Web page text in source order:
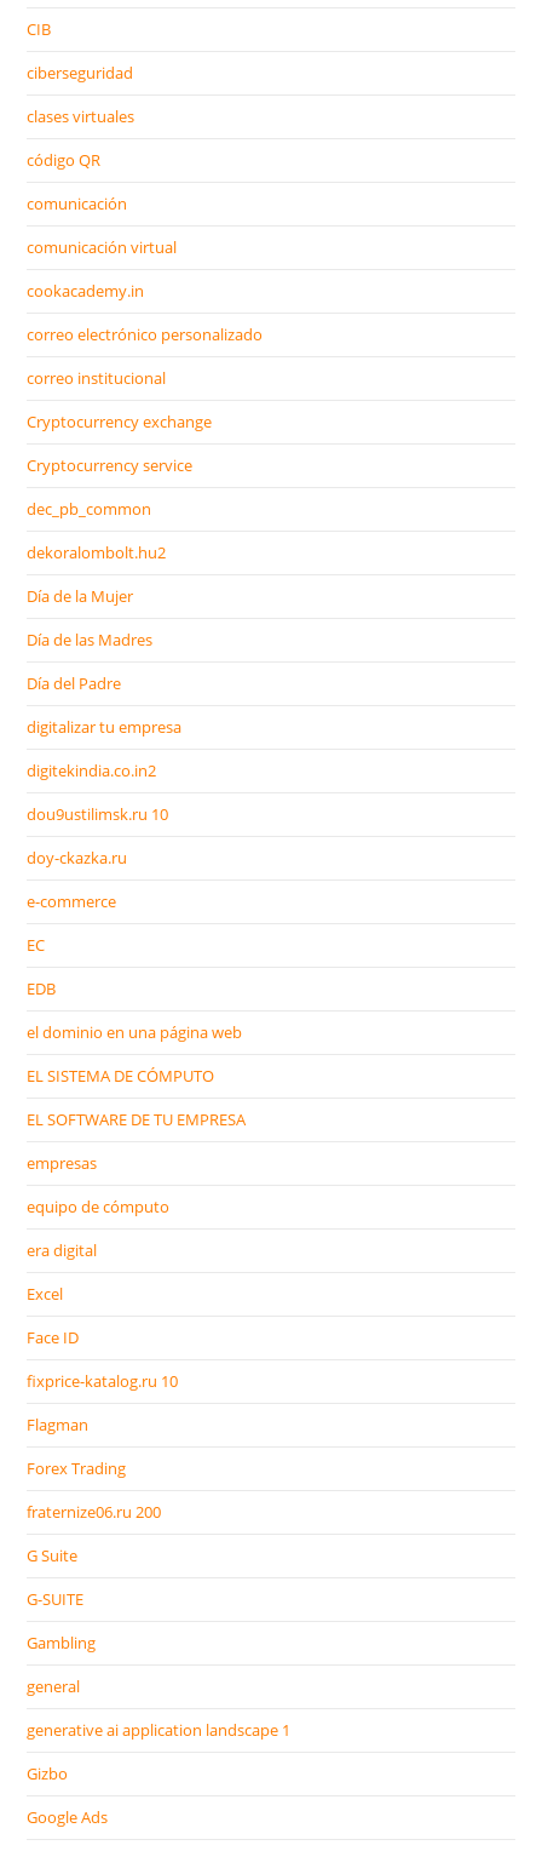
CIB
ciberseguridad
clases virtuales
código QR
comunicación
comunicación virtual
cookacademy.in
correo electrónico personalizado
correo institucional
Cryptocurrency exchange
Cryptocurrency service
dec_pb_common
dekoralombolt.hu2
Día de la Mujer
Día de las Madres
Día del Padre
digitalizar tu empresa
digitekindia.co.in2
dou9ustilimsk.ru 10
doy-ckazka.ru
e-commerce
EC
EDB
el dominio en una página web
EL SISTEMA DE CÓMPUTO
EL SOFTWARE DE TU EMPRESA
empresas
equipo de cómputo
era digital
Excel
Face ID
fixprice-katalog.ru 10
Flagman
Forex Trading
fraternize06.ru 200
G Suite
G-SUITE
Gambling
general
generative ai application landscape 1
Gizbo
Google Ads